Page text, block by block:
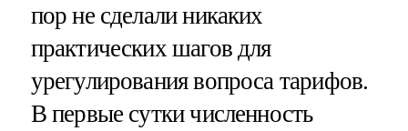
пор не сделали никаких
практических шагов для
урегулирования вопроса тарифов.
В первые сутки численность